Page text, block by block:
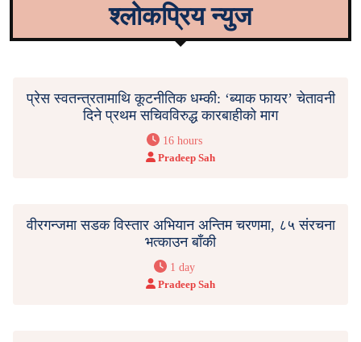
श्लोकप्रिय न्युज
प्रेस स्वतन्त्रतामाथि कूटनीतिक धम्की: ‘ब्याक फायर’ चेतावनी
दिने प्रथम सचिवविरुद्ध कारबाहीको माग
16 hours
Pradeep Sah
वीरगन्जमा सडक विस्तार अभियान अन्तिम चरणमा, ८५ संरचना
भत्काउन बाँकी
1 day
Pradeep Sah